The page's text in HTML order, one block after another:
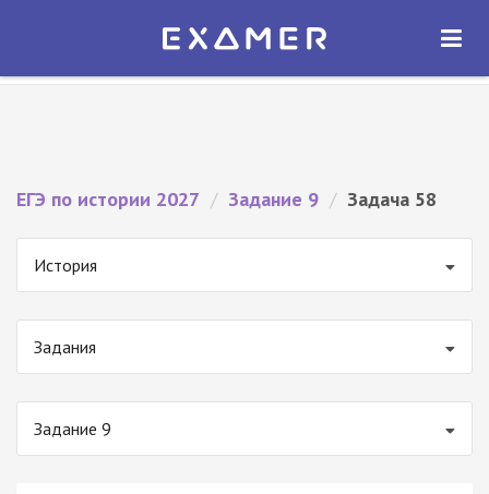
Экзамер — ЕГЭ 2027
ОТКРЫТЬ
ЕГЭ по истории 2027 / Задание 9 / Задача 58
История
Задания
Задание 9